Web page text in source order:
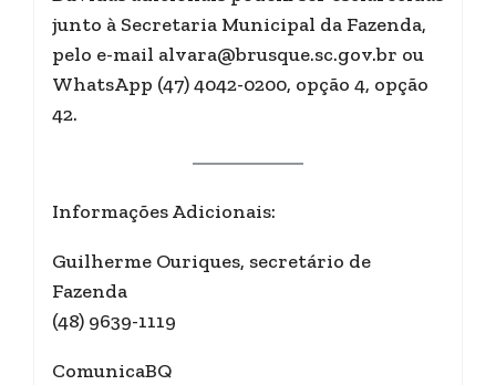
junto à Secretaria Municipal da Fazenda,
pelo e-mail alvara@brusque.sc.gov.br ou
WhatsApp (47) 4042-0200, opção 4, opção
42.
Informações Adicionais:
Guilherme Ouriques, secretário de
Fazenda
(48) 9639-1119
ComunicaBQ